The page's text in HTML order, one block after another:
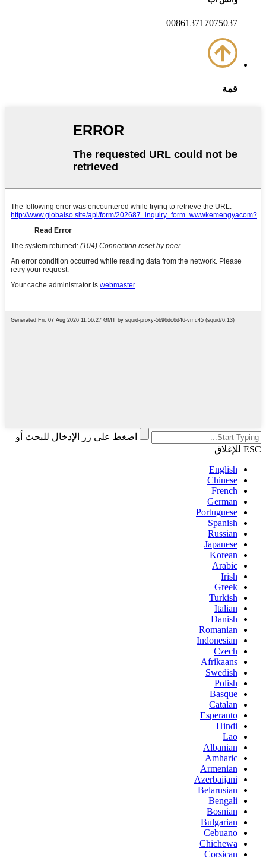
008613717075037
قمة
اضغط على زر الإدخال للبحث أو
ESC للإغلاق
English
Chinese
French
German
Portuguese
Spanish
Russian
Japanese
Korean
Arabic
Irish
Greek
Turkish
Italian
Danish
Romanian
Indonesian
Czech
Afrikaans
Swedish
Polish
Basque
Catalan
Esperanto
Hindi
Lao
Albanian
Amharic
Armenian
Azerbaijani
Belarusian
Bengali
Bosnian
Bulgarian
Cebuano
Chichewa
Corsican